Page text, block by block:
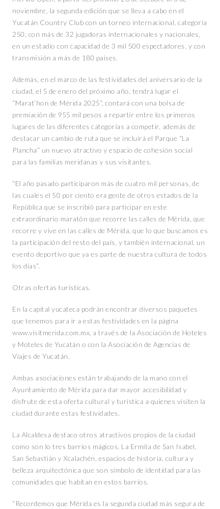
noviembre, la segunda edición que se lleva a cabo en el
Yucatán Country Club con un torneo internacional, categoría
250, con más de 32 jugadoras internacionales y nacionales,
en un estadio con capacidad de 3 mil 500 espectadores, y con
transmisión a más de 180 países.
Además, en el marco de las festividades del aniversario de la
ciudad, el 5 de enero del próximo año, tendrá lugar el
“Marat’hon de Mérida 2025”, contará con una bolsa de
premiación de 955 mil pesos a repartir entre los primeros
lugares de las diferentes categorías a competir, además de
destacar un cambio de ruta que se incluirá el Parque “La
Plancha” un nuevo atractivo y espacio de cohesión social
para las familias meridanas y sus visitantes.
“El año pasado participaron más de cuatro mil personas, de
las cuales el 50 por ciento era gente de otros estados de la
República que se inscribió para participar en este
extraordinario maratón que recorre las calles de Mérida, que
recorre y vive en las calles de Mérida, que lo que buscamos es
la participación del resto del país, y también internacional, un
evento deportivo que ya es parte de nuestra cultura de todos
los días”.
Otras ofertas turísticas.
En la capital yucateca podrán encontrar diversos paquetes
que tenemos para ir a estas festividades en la página
www.visitmerida.com.mx, a través de la Asociación de Hoteles
y Moteles de Yucatán o con la Asociación de Agencias de
Viajes de Yucatán.
Ambas asociaciones están trabajando de la mano con el
Ayuntamiento de Mérida para dar mayor accesibilidad y
disfrute de esta oferta cultural y turística a quienes visiten la
ciudad durante estas festividades.
La Alcaldesa destaco otros atractivos propios de la ciudad
como son lo tres barrios mágicos, La Ermita de San Isabel,
San Sebastián y Xcalachén, espacios de historia, cultura y
belleza arquitectónica que son símbolo de identidad para las
comunidades que habitan en estos barrios.
“Recordemos que Mérida es la segunda ciudad más segura de